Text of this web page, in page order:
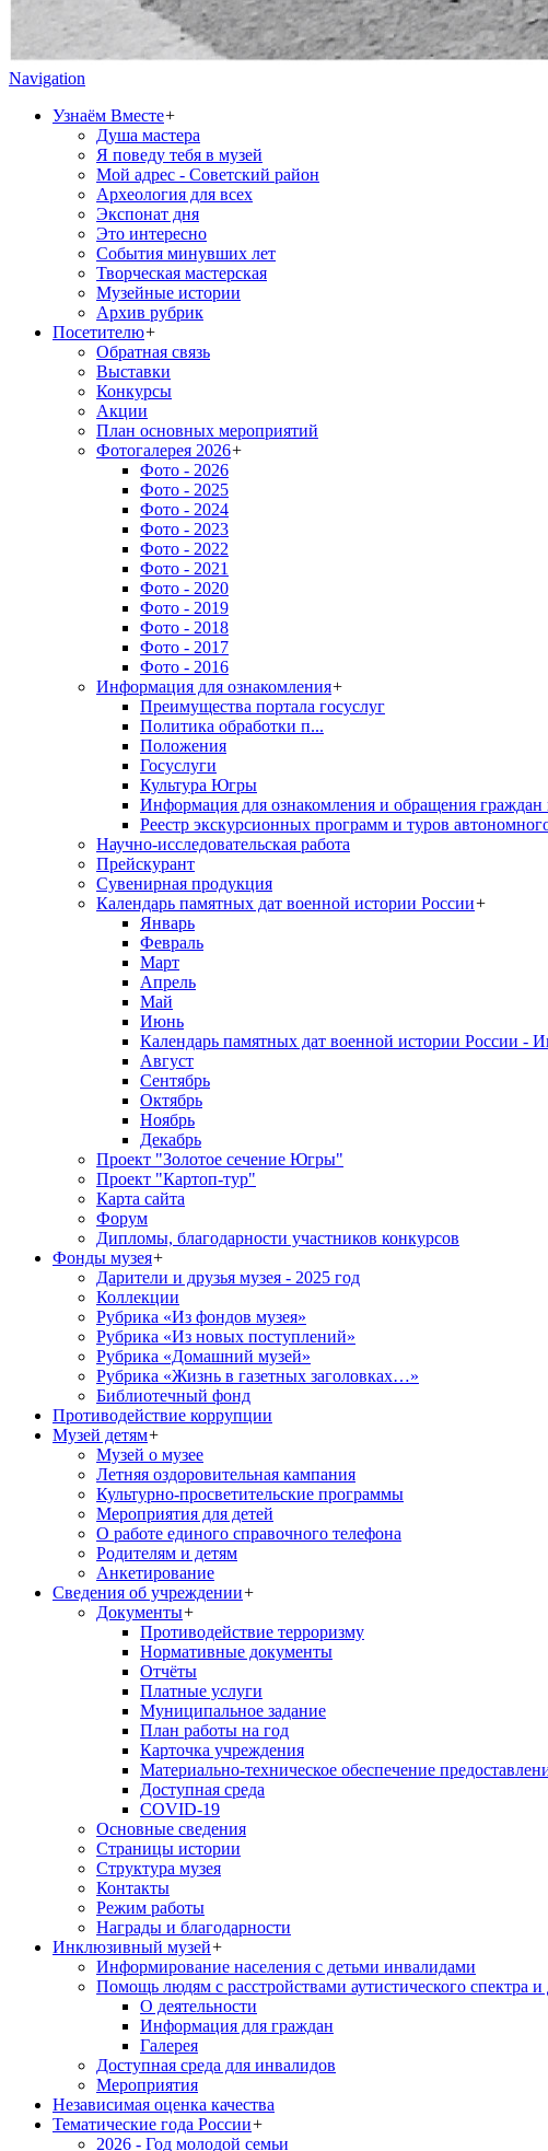
Navigation
Узнаём Вместе+
Душа мастера
Я поведу тебя в музей
Мой адрес - Советский район
Археология для всех
Экспонат дня
Это интересно
События минувших лет
Творческая мастерская
Музейные истории
Архив рубрик
Посетителю+
Обратная связь
Выставки
Конкурсы
Акции
План основных мероприятий
Фотогалерея 2026+
Фото - 2026
Фото - 2025
Фото - 2024
Фото - 2023
Фото - 2022
Фото - 2021
Фото - 2020
Фото - 2019
Фото - 2018
Фото - 2017
Фото - 2016
Информация для ознакомления+
Преимущества портала госуслуг
Политика обработки п...
Положения
Госуслуги
Культура Югры
Информация для ознакомления и обращения граждан
Реестр экскурсионных программ и туров
Научно-исследовательская работа
Прейскурант
Сувенирная продукция
Календарь памятных дат военной истории России+
Январь
Февраль
Март
Апрель
Май
Июнь
Календарь памятных дат военной истории России -
Август
Сентябрь
Октябрь
Ноябрь
Декабрь
Проект "Золотое сечение Югры"
Проект "Картоп-тур"
Карта сайта
Форум
Дипломы, благодарности участников конкурсов
Фонды музея+
Дарители и друзья музея - 2025 год
Коллекции
Рубрика «Из фондов музея»
Рубрика «Из новых поступлений»
Рубрика «Домашний музей»
Рубрика «Жизнь в газетных заголовках…»
Библиотечный фонд
Противодействие коррупции
Музей детям+
Музей о музее
Летняя оздоровительная кампания
Культурно-просветительские программы
Мероприятия для детей
О работе единого справочного телефона
Родителям и детям
Анкетирование
Сведения об учреждении+
Документы+
Противодействие терроризму
Нормативные документы
Отчёты
Платные услуги
Муниципальное задание
План работы на год
Карточка учреждения
Материально-техническое обеспечение
Доступная среда
COVID-19
Основные сведения
Страницы истории
Структура музея
Контакты
Режим работы
Награды и благодарности
Инклюзивный музей+
Информирование населения с детьми инвалидами
Помощь людям с расстройствами аутистического
О деятельности
Информация для граждан
Галерея
Доступная среда для инвалидов
Мероприятия
Независимая оценка качества
Тематические года России+
2026 - Год молодой семьи